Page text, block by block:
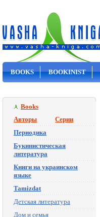
BOOKS BOOKINIST
Books
Авторы
Серии
Периодика
Букинистическая
литература
Книги на украинском
языке
Tamizdat
Детская литература
Дом и семья